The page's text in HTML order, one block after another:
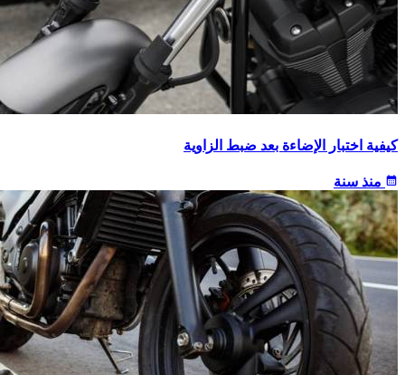
كيفية اختبار الإضاءة بعد ضبط الزاوية
calendar_month منذ سنة